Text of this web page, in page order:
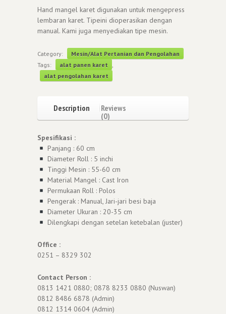
Hand mangel karet digunakan untuk mengepress
lembaran karet. Tipeini dioperasikan dengan
manual. Kami juga menyediakan tipe mesin.
Category:
Mesin/Alat Pertanian dan Pengolahan
Tags:
alat panen karet
alat pengolahan karet
Description
Reviews
(0)
Spesifikasi :
Panjang : 60 cm
Diameter Roll : 5 inchi
Tinggi Mesin : 55-60 cm
Material Mangel : Cast Iron
Permukaan Roll : Polos
Pengerak : Manual, Jari-jari besi baja
Diameter Ukuran : 20-35 cm
Dilengkapi dengan setelan ketebalan (juster)
Office :
0251 – 8329 302
Contact Person :
0813 1421 0880; 0878 8233 0880 (Nuswan)
0812 8486 6878 (Admin)
0812 1314 0604 (Admin)